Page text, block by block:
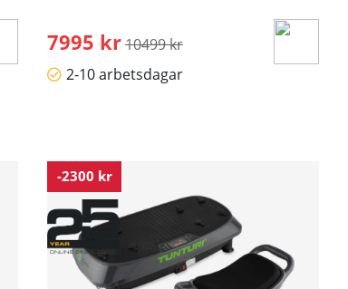
7995 kr Ordinarie pris:
10499 kr
2-10 arbetsdagar
-2300 kr